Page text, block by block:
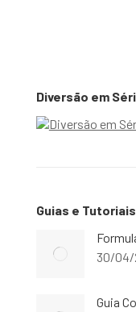
Diversão em
Guias e Tutoriais
30/04/
Guia